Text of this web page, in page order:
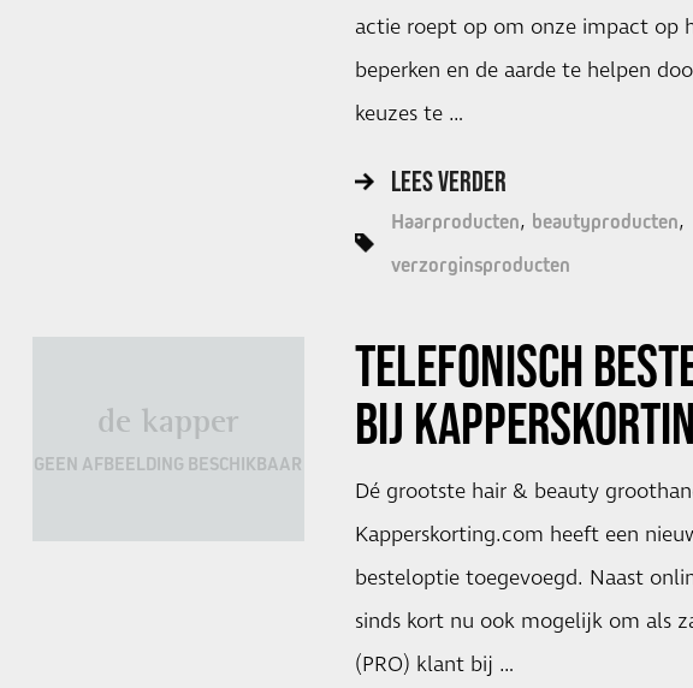
actie roept op om onze impact op
beperken en de aarde te helpen
keuzes te …
LEES VERDER
Haarproducten beautyproducten
verzorginsproducten
de kapper
GEEN AFBEELDING BESCHIKBAAR
TELEFONISCH
BIJ
Dé grootste hair & beauty
Kapperskorting.com heeft een
besteloptie toegevoegd. Naast
sinds kort nu ook mogelijk om als
(PRO) klant bij …